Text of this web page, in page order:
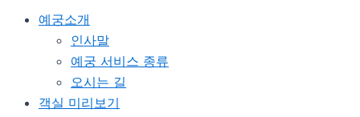
예궁소개
인사말
예궁 서비스 종류
오시는 길
객실 미리보기